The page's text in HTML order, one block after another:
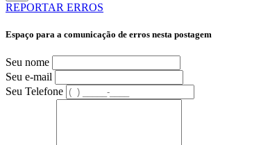
REPORTAR ERROS
Espaço para a comunicação de erros nesta postagem
Seu nome
Seu e-mail
Seu Telefone